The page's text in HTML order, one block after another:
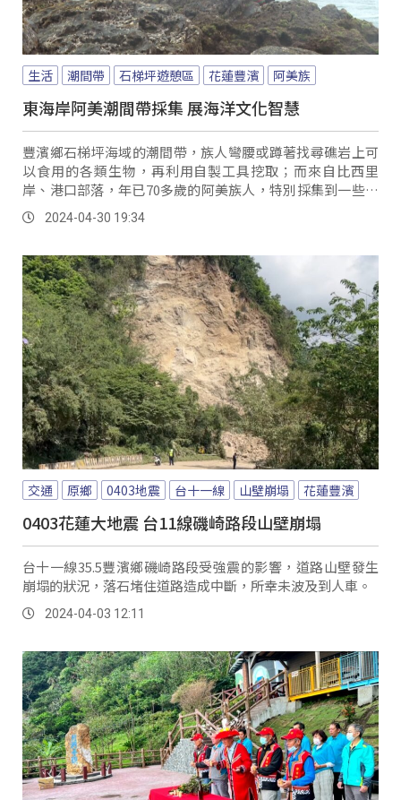
生活 潮間帶 石梯坪遊憩區 花蓮豐濱 阿美族
東海岸阿美潮間帶採集 展海洋文化智慧
豐濱鄉石梯坪海域的潮間帶，族人彎腰或蹲著找尋礁岩上可
以食用的各類生物，再利用自製工具挖取；而來自比西里
岸、港口部落，年已70多歲的阿美族人，特別採集到一些不
容易察覺到、殼上並長有海藻的Sanpiraw（笠螺）。
2024-04-30 19:34
交通 原鄉 0403地震 台十一線 山壁崩塌 花蓮豐濱
0403花蓮大地震 台11線磯崎路段山壁崩塌
台十一線35.5豐濱鄉磯崎路段受強震的影響，道路山壁發生
崩塌的狀況，落石堵住道路造成中斷，所幸未波及到人車。
2024-04-03 12:11